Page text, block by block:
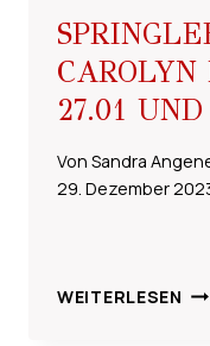
27.01
Von Sandra
29. Dezember
WEITERLESEN